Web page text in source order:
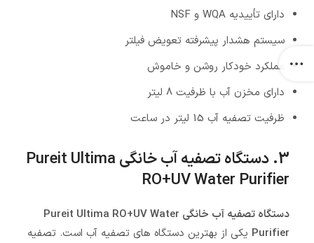
دارای تأییدیه WQA و NSF
سیستم هشدار پیشرفته تعویض فیلتر
عملکرد خودکار روشن و خاموش
دارای مخزن آب با ظرفیت 8 لیتر
ظرفیت تصفیه آب 15 لیتر در ساعت
3. دستگاه تصفیه آب خانگی Pureit Ultima
RO+UV Water Purifier
دستگاه تصفیه آب خانگی Pureit Ultima RO+UV Water
Purifier یکی از بهترین دستگاه های تصفیه آب است. تصفیه